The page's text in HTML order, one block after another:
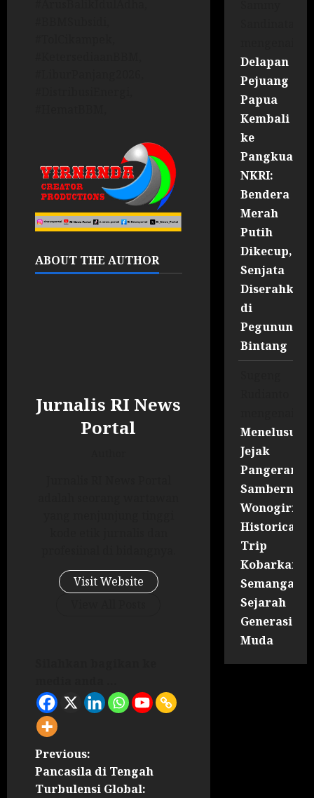
ABOUT THE AUTHOR
Jurnalis RI News
Portal
Visit Website
Previous:
Pancasila di Tengah
Turbulensi Global:
Delapan
Pejuang
Papua
Kembali
ke
Pangkuan
NKRI:
Bendera
Merah
Putih
Dikecup,
Senjata
Diserahkan
di
Bintang
Menelusuri
Jejak
Pangeran
Wonogiri
Historical
Trip
Kobarkan
Semangat
Sejarah
Generasi
Muda